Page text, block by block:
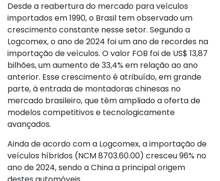
Desde a reabertura do mercado para veículos
importados em 1990, o Brasil tem observado um
crescimento constante nesse setor. Segundo a
Logcomex, o ano de 2024 foi um ano de recordes na
importação de veículos. O valor FOB foi de US$ 13,87
bilhões, um aumento de 33,4% em relação ao ano
anterior. Esse crescimento é atribuído, em grande
parte, à entrada de montadoras chinesas no
mercado brasileiro, que têm ampliado a oferta de
modelos competitivos e tecnologicamente
avançados.
Ainda de acordo com a Logcomex, a importação de
veículos híbridos (NCM 8703.60.00) cresceu 96% no
ano de 2024, sendo a China a principal origem